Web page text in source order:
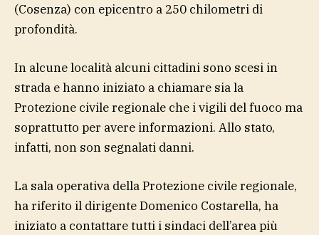
(Cosenza) con epicentro a 250 chilometri di
profondità.
In alcune località alcuni cittadini sono scesi in
strada e hanno iniziato a chiamare sia la
Protezione civile regionale che i vigili del fuoco ma
soprattutto per avere informazioni. Allo stato,
infatti, non son segnalati danni.
La sala operativa della Protezione civile regionale,
ha riferito il dirigente Domenico Costarella, ha
iniziato a contattare tutti i sindaci dell’area più